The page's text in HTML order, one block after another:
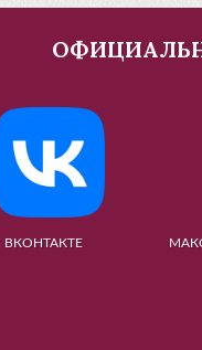
ВКОНТАКТЕ